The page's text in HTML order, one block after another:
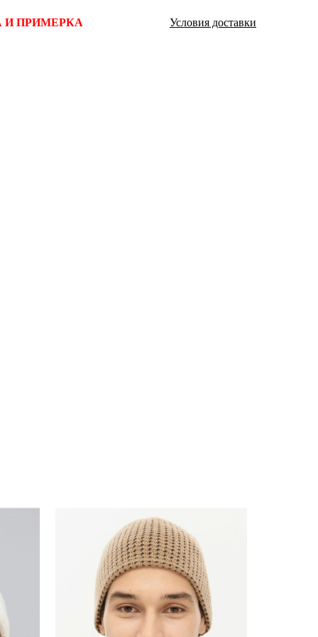
(1)
И ПРИМЕРКА Условия доставки